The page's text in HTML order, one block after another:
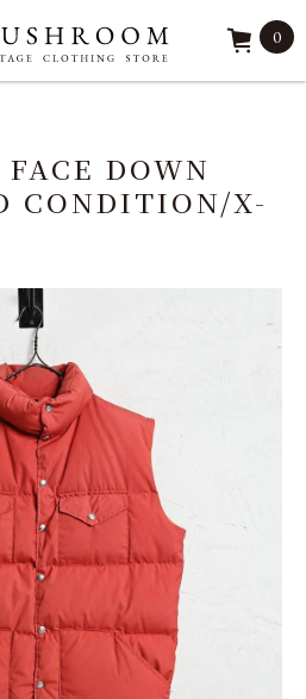
0
DOWN
CONDITION/X-